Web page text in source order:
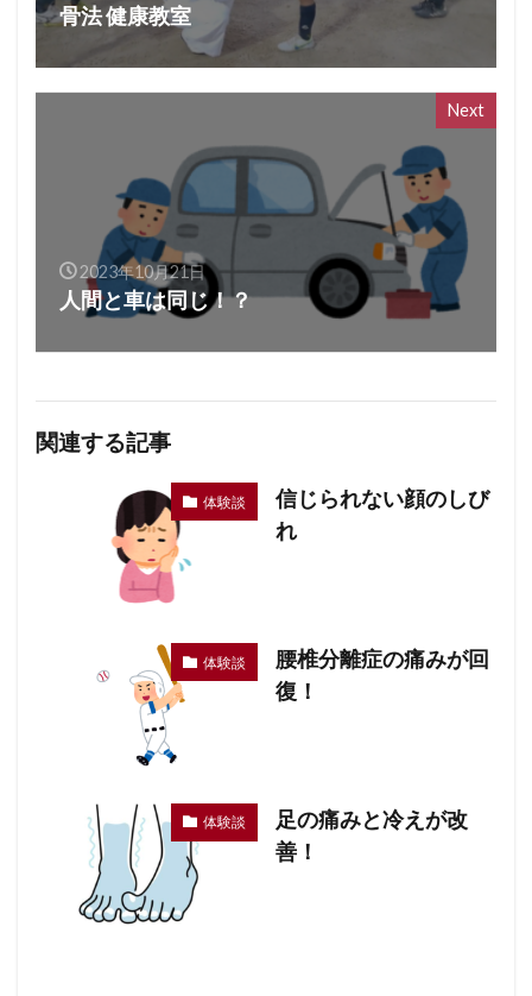
骨法 健康教室
Next
2023年10月21日
人間と車は同じ！？
関連する記事
体験談
信じられない顔のしび
れ
体験談
腰椎分離症の痛みが回
復！
体験談
足の痛みと冷えが改
善！